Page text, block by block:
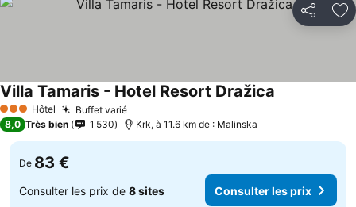
Partager
3 ÉtoilesHôtel Buffet varié
Villa Tamaris - Hotel Resort Dražica
8,0 Très bien 1 530 Krk, à 11.6 km de : Malinska
De 83 €
Consulter les prix de 8 sites Consulter les prix